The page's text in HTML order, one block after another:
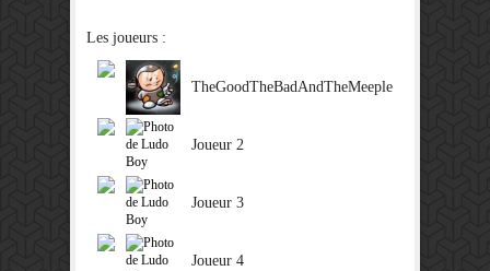
Les joueurs :
TheGoodTheBadAndTheMeeple
Joueur 2
Joueur 3
Joueur 4